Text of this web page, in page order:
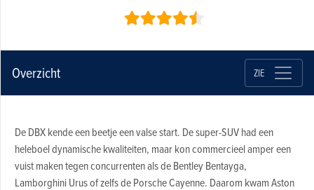
Overzicht ZIE
De DBX kende een beetje een valse start. De super-SUV had een
heleboel dynamische kwaliteiten, maar kon commercieel amper een
vuist maken tegen concurrenten als de Bentley Bentayga,
Lamborghini Urus of zelfs de Porsche Cayenne. Daarom kwam Aston